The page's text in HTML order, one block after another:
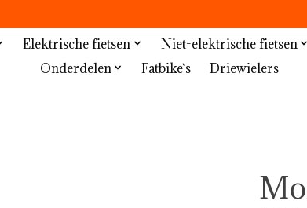
Elektrische fietsen Niet-elektrische fietsen
Onderdelen
Fatbike`s Driewielers